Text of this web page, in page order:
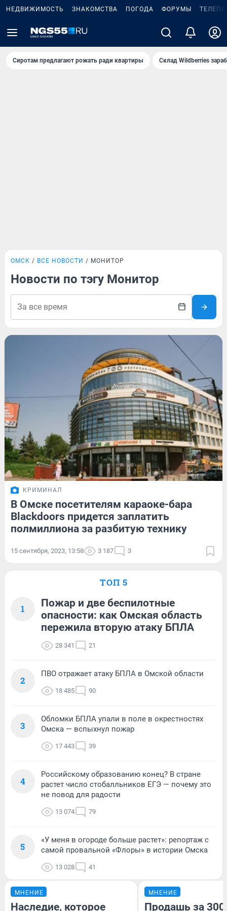
НЕДВИЖИМОСТЬ ЗНАКОМСТВА ПОГОДА ФОРУМЫ
Сиротам предлагают рожать ради квартиры Склад Wildberries
ОМСК ВСЕ НОВОСТИ МОНИТОР
Новости по тэгу Монитор
КРИМИНАЛ
В Омске посетителям караоке-бара
Blackdoors придется заплатить
полмиллиона за разбитую технику
15 сентября, 2023, 13:58 3 187 3
ТОП 5
1
Пожар и две беспилотные
опасности: как Омская область
пережила вторую атаку БПЛА
28 341 21
2
ПВО отражает атаку БПЛА в Омской области
18 485 90
3
Обломки БПЛА упали в поле в окрестностях
Омска — вспыхнул пожар
17 443 39
4
Российскому образованию конец? В стране
растет число стобалльников ЕГЭ — почему это
не повод для радости
13 074 79
5
«У меня в огороде больше растет»: репортаж с
самой провальной «Флоры» в истории Омска
13 028 41
МНЕНИЕ
Наследие, которое
МНЕНИЕ
Продашь за